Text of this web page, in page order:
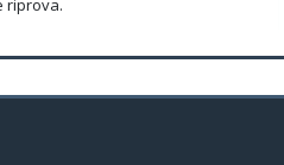
riprova.